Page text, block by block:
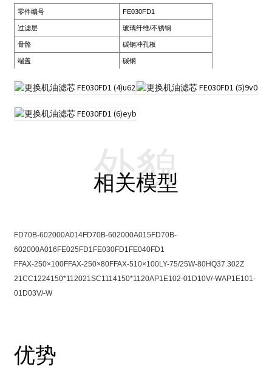
零件编号 FE030FD1
过滤层 玻璃纤维/不锈钢
骨骼 碳钢冲孔板
端盖 碳钢
相关模型
外貌
FD70B-602000A014FD70B-602000A015 FD70B-
602000A016 FE025FD1 FE030FD1 FE040FD1
FFAX-250×100FFAX-250×80FFAX-510×100LY-75/25W-80HQ37.302Z
21CC1224150*112021SC1114150*1120AP1E102-01D10V/-WAP1E101-
01D03V/-W
优势